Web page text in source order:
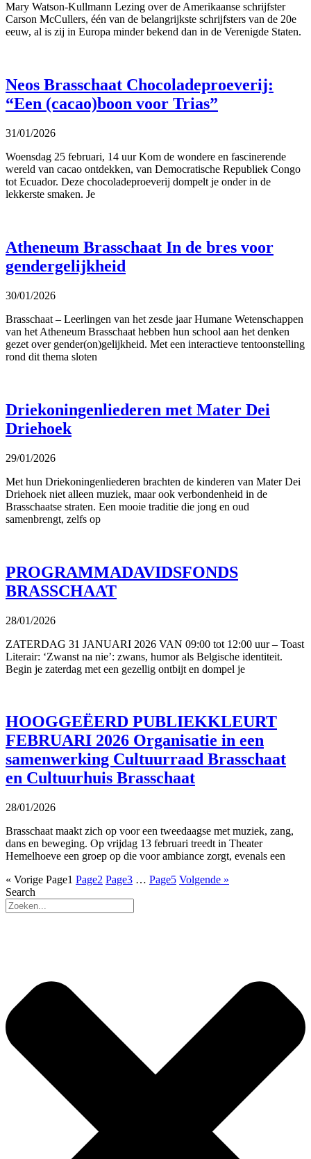
Mary Watson-Kullmann Lezing over de Amerikaanse schrijfster
Carson McCullers, één van de belangrijkste schrijfsters van de 20e
eeuw, al is zij in Europa minder bekend dan in de Verenigde Staten.
Neos Brasschaat Chocoladeproeverij:
“Een (cacao)boon voor Trias”
31/01/2026
Woensdag 25 februari, 14 uur Kom de wondere en fascinerende
wereld van cacao ontdekken, van Democratische Republiek Congo
tot Ecuador. Deze chocoladeproeverij dompelt je onder in de
lekkerste smaken. Je
Atheneum Brasschaat In de bres voor
gendergelijkheid
30/01/2026
Brasschaat – Leerlingen van het zesde jaar Humane Wetenschappen
van het Atheneum Brasschaat hebben hun school aan het denken
gezet over gender(on)gelijkheid. Met een interactieve tentoonstelling
rond dit thema sloten
Driekoningenliederen met Mater Dei
Driehoek
29/01/2026
Met hun Driekoningenliederen brachten de kinderen van Mater Dei
Driehoek niet alleen muziek, maar ook verbondenheid in de
Brasschaatse straten. Een mooie traditie die jong en oud
samenbrengt, zelfs op
PROGRAMMADAVIDSFONDS
BRASSCHAAT
28/01/2026
ZATERDAG 31 JANUARI 2026 VAN 09:00 tot 12:00 uur – Toast
Literair: ‘Zwanst na nie’: zwans, humor als Belgische identiteit.
Begin je zaterdag met een gezellig ontbijt en dompel je
HOOGGEËERD PUBLIEKKLEURT
FEBRUARI 2026 Organisatie in een
samenwerking Cultuurraad Brasschaat
en Cultuurhuis Brasschaat
28/01/2026
Brasschaat maakt zich op voor een tweedaagse met muziek, zang,
dans en beweging. Op vrijdag 13 februari treedt in Theater
Hemelhoeve een groep op die voor ambiance zorgt, evenals een
« Vorige Page1 Page2 Page3 … Page5 Volgende »
Search